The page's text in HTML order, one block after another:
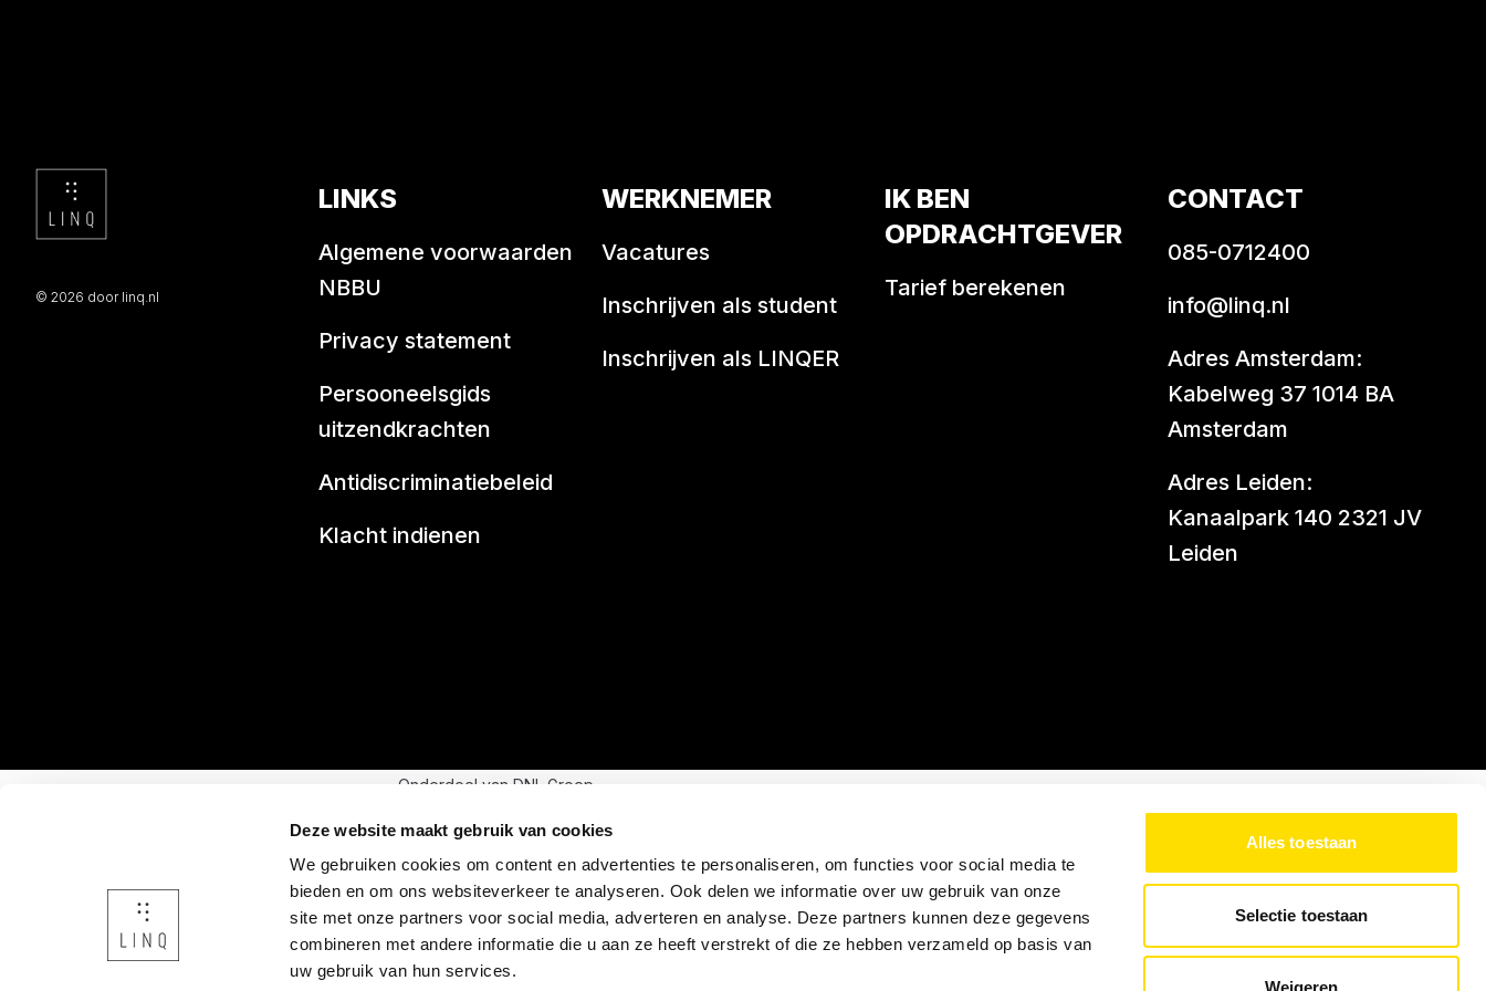
Deze website maakt gebruik van cookies
We gebruiken cookies om content en advertenties te personaliseren, om functies voor social media te
bieden en om ons websiteverkeer te analyseren. Ook delen we informatie over uw gebruik van onze
site met onze partners voor social media, adverteren en analyse. Deze partners kunnen deze gegevens
combineren met andere informatie die u aan ze heeft verstrekt of die ze hebben verzameld op basis van
uw gebruik van hun services.
Alles toestaan
Selectie toestaan
Weigeren
© 2026 door linq.nl
LINKS
Algemene voorwaarden
NBBU
Privacy statement
Persooneelsgids
uitzendkrachten
Antidiscriminatiebeleid
Klacht indienen
WERKNEMER
Vacatures
Inschrijven als student
Inschrijven als LINQER
IK BEN
OPDRACHTGEVER
Tarief berekenen
CONTACT
085-0712400
info@linq.nl
Adres Amsterdam:
Kabelweg 37 1014 BA
Amsterdam
Adres Leiden:
Kanaalpark 140 2321 JV
Leiden
Onderdeel van DNL Groep